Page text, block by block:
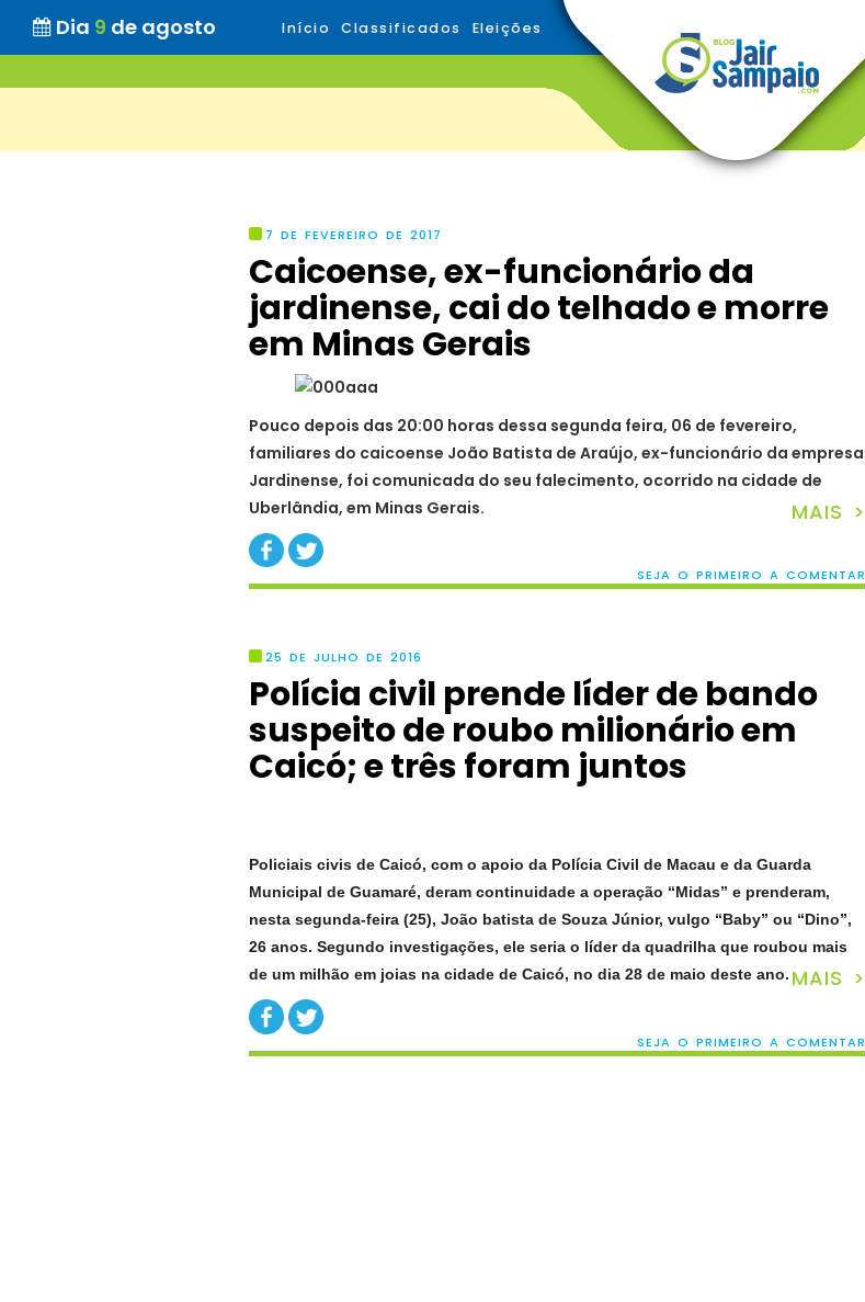
Dia 9 de agosto Início Classificados Eleições
7 DE FEVEREIRO DE 2017
Caicoense, ex-funcionário da
jardinense, cai do telhado e morre
em Minas Gerais
Pouco depois das 20:00 horas dessa segunda feira, 06 de fevereiro,
familiares do caicoense João Batista de Araújo, ex-funcionário da empresa
Jardinense, foi comunicada do seu falecimento, ocorrido na cidade de
Uberlândia, em Minas Gerais.
MAIS >
SEJA O PRIMEIRO A COMENTAR
25 DE JULHO DE 2016
Polícia civil prende líder de bando
suspeito de roubo milionário em
Caicó; e três foram juntos
Policiais civis de Caicó, com o apoio da Polícia Civil de Macau e da Guarda
Municipal de Guamaré, deram continuidade a operação “Midas” e prenderam,
nesta segunda-feira (25), João batista de Souza Júnior, vulgo “Baby” ou “Dino”,
26 anos. Segundo investigações, ele seria o líder da quadrilha que roubou mais
de um milhão em joias na cidade de Caicó, no dia 28 de maio deste ano. MAIS >
SEJA O PRIMEIRO A COMENTAR